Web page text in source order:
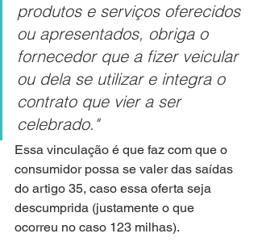
produtos e serviços oferecidos
ou apresentados, obriga o
fornecedor que a fizer veicular
ou dela se utilizar e integra o
contrato que vier a ser
celebrado."
Essa vinculação é que faz com que o
consumidor possa se valer das saídas
do artigo 35, caso essa oferta seja
descumprida (justamente o que
ocorreu no caso 123 milhas).